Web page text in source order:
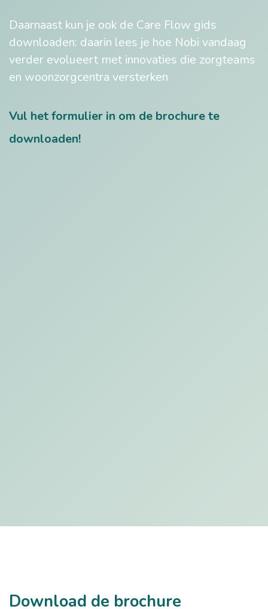
Daarnaast kun je ook de Care Flow gids
downloaden: daarin lees je hoe Nobi vandaag
verder evolueert met innovaties die zorgteams
en woonzorgcentra versterken
Vul het formulier in om de brochure te
downloaden!
Download de brochure